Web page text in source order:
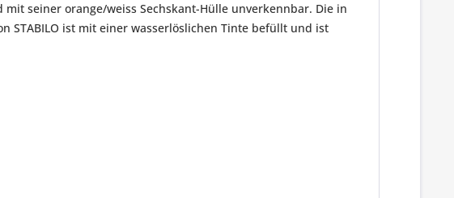
mit seiner orange/weiss Sechskant-Hülle unverkennbar. Die in
STABILO ist mit einer wasserlöslichen Tinte befüllt und ist